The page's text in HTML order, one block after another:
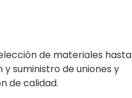
de materiales hasta
suministro de uniones y
de calidad.